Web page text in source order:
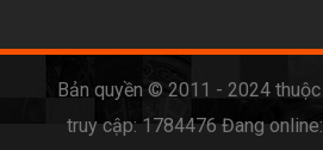
Bản quyền © 2011 - 2024
truy cập: 1784476 Đang